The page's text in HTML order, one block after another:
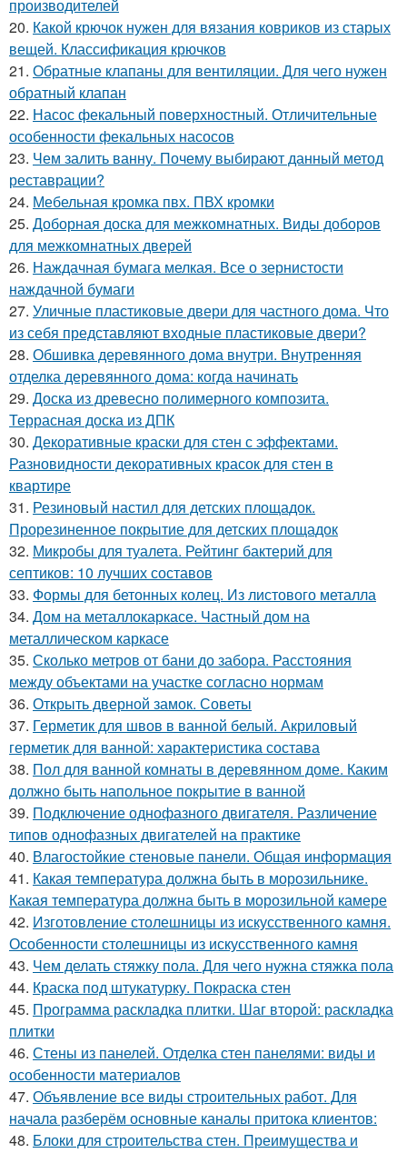
производителей
20. Какой крючок нужен для вязания ковриков из старых
вещей. Классификация крючков
21. Обратные клапаны для вентиляции. Для чего нужен
обратный клапан
22. Насос фекальный поверхностный. Отличительные
особенности фекальных насосов
23. Чем залить ванну. Почему выбирают данный метод
реставрации?
24. Мебельная кромка пвх. ПВХ кромки
25. Доборная доска для межкомнатных. Виды доборов
для межкомнатных дверей
26. Наждачная бумага мелкая. Все о зернистости
наждачной бумаги
27. Уличные пластиковые двери для частного дома. Что
из себя представляют входные пластиковые двери?
28. Обшивка деревянного дома внутри. Внутренняя
отделка деревянного дома: когда начинать
29. Доска из древесно полимерного композита.
Террасная доска из ДПК
30. Декоративные краски для стен с эффектами.
Разновидности декоративных красок для стен в
квартире
31. Резиновый настил для детских площадок.
Прорезиненное покрытие для детских площадок
32. Микробы для туалета. Рейтинг бактерий для
септиков: 10 лучших составов
33. Формы для бетонных колец. Из листового металла
34. Дом на металлокаркасе. Частный дом на
металлическом каркасе
35. Сколько метров от бани до забора. Расстояния
между объектами на участке согласно нормам
36. Открыть дверной замок. Советы
37. Герметик для швов в ванной белый. Акриловый
герметик для ванной: характеристика состава
38. Пол для ванной комнаты в деревянном доме. Каким
должно быть напольное покрытие в ванной
39. Подключение однофазного двигателя. Различение
типов однофазных двигателей на практике
40. Влагостойкие стеновые панели. Общая информация
41. Какая температура должна быть в морозильнике.
Какая температура должна быть в морозильной камере
42. Изготовление столешницы из искусственного камня.
Особенности столешницы из искусственного камня
43. Чем делать стяжку пола. Для чего нужна стяжка пола
44. Краска под штукатурку. Покраска стен
45. Программа раскладка плитки. Шаг второй: раскладка
плитки
46. Стены из панелей. Отделка стен панелями: виды и
особенности материалов
47. Объявление все виды строительных работ. Для
начала разберём основные каналы притока клиентов:
48. Блоки для строительства стен. Преимущества и